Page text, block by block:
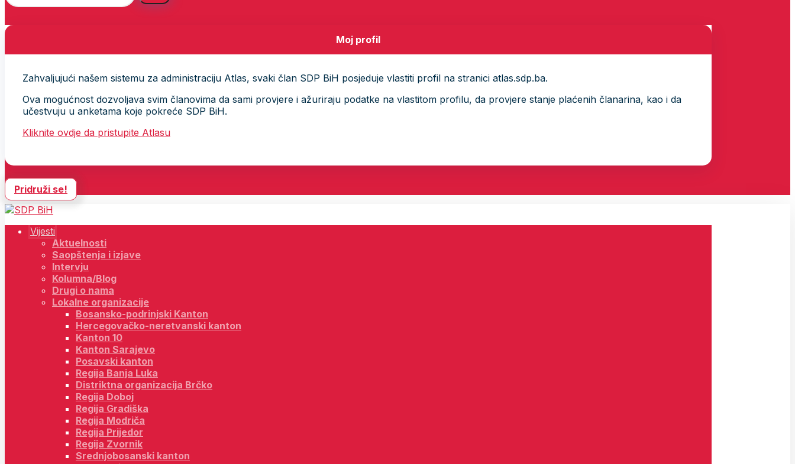
Moj profil
Zahvaljujući našem sistemu za administraciju Atlas, svaki član SDP BiH posjeduje vlastiti profil na stranici atlas.sdp.ba.
Ova mogućnost dozvoljava svim članovima da sami provjere i ažuriraju podatke na vlastitom profilu, da provjere stanje plaćenih članarina, kao i da
učestvuju u anketama koje pokreće SDP BiH.
Kliknite ovdje da pristupite Atlasu
Pridruži se!
Vijesti
Aktuelnosti
Saopštenja i izjave
Intervju
Kolumna/Blog
Drugi o nama
Lokalne organizacije
Bosansko-podrinjski Kanton
Hercegovačko-neretvanski kanton
Kanton 10
Kanton Sarajevo
Posavski kanton
Regija Banja Luka
Distriktna organizacija Brčko
Regija Doboj
Regija Gradiška
Regija Modriča
Regija Prijedor
Regija Zvornik
Srednjobosanski kanton